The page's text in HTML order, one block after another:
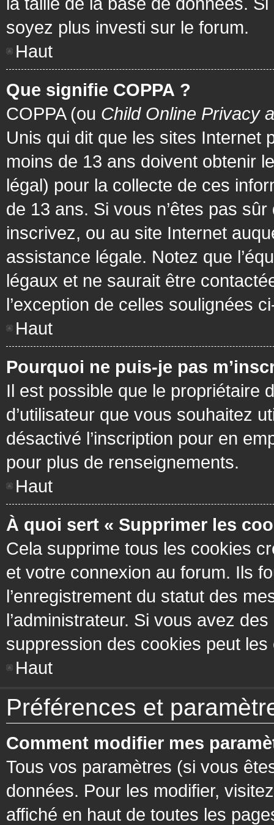
soyez plus investi sur le forum.
Haut
Que signifie COPPA ?
COPPA (ou Child Online Privacy
Unis qui dit que les sites Internet
moins de 13 ans doivent obtenir
légal) pour la collecte de ces
de 13 ans. Si vous n’êtes pas
inscrivez, ou au site Internet
assistance légale. Notez que
légaux et ne saurait être
l’exception de celles soulignées
Haut
Pourquoi ne puis-je pas
Il est possible que le propriétaire
d’utilisateur que vous souhaitez
désactivé l’inscription pour en
pour plus de renseignements.
Haut
À quoi sert « Supprimer les
Cela supprime tous les cookies
et votre connexion au forum. Ils
l’enregistrement du statut des
l’administrateur. Si vous avez
suppression des cookies peut les
Haut
Préférences et
Comment modifier mes
Tous vos paramètres (si vous
données. Pour les modifier,
affiché en haut de toutes les